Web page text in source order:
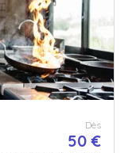
Dès
50 €